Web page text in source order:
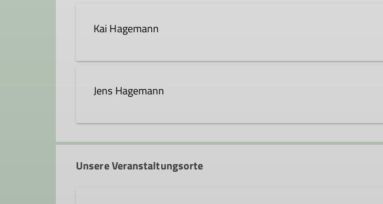
Kai Hagemann
Jens Hagemann
Unsere Veranstaltungsorte